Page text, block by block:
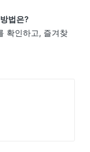
법은?
확인하고, 즐겨찾